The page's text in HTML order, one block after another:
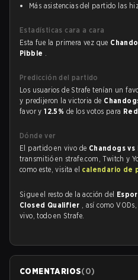
Más asistencias del partido las
Estadísticas cara a cara
Esta fue la primera vez que
Pibble .
Predicción del partido
Los usuarios de Strafe tenían un
y predijeron la victoria de
favor y12.5% de los votos para
Dónde ver
El partido en vivo de Chandogs
transmitió en strafe.com, Twitch y
como este, visita el calendario de
Sigue el resto de la acción del
Closed Qualifier , así como
vivo, todo en Strafe.
COMENTARIOS(0)